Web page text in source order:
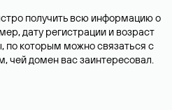
получить всю информацию о
дату регистрации и возраст
по которым можно связаться с
чей домен вас заинтересовал.